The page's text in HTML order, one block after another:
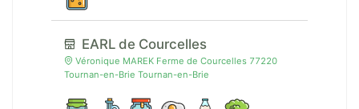
EARL de Courcelles
Véronique MAREK Ferme de Courcelles 77220
Tournan-en-Brie Tournan-en-Brie